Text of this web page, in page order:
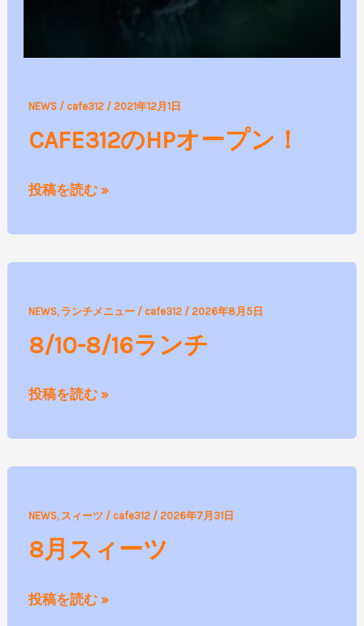
NEWS/ cafe312 / 2021年12月1日
CAFE312のHPオープン！
の
HP
ー
投稿を読む »
NEWS, ランチメニュー/ cafe312 / 2026年8月5日
8/10-8/16ランチ
8/16
ラ
チ
投稿を読む »
NEWS, スィーツ / cafe312 / 2026年7月31日
8月スィーツ
月
ス
ー
投稿を読む »